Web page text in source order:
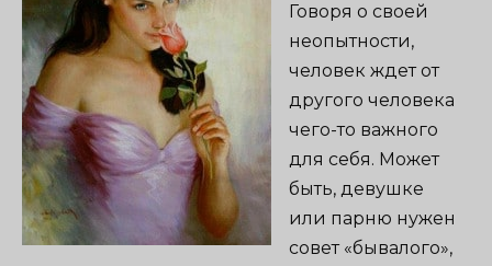
Говоря о своей
неопытности,
человек ждет от
другого человека
чего-то важного
для себя. Может
быть, девушке
или парню нужен
совет «бывалого»,